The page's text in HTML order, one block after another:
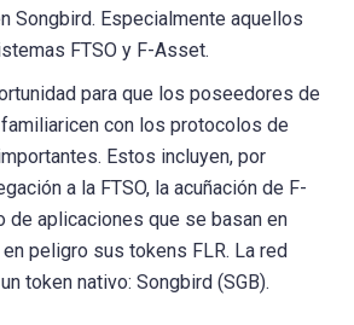
Songbird. Especialmente aquellos
FTSO y F-Asset.
para que los poseedores de
con los protocolos de
Estos incluyen, por
a la FTSO, la acuñación de F-
de aplicaciones que se basan en
peligro sus tokens FLR. La red
token nativo: Songbird (SGB).